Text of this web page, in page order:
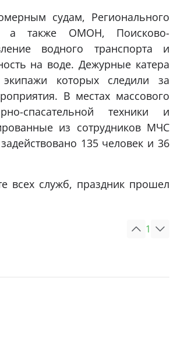
судам, Регионального
а также ОМОН, Поисково-
водного транспорта и
на воде. Дежурные катера
которых следили за
В местах массового
спасательной техники и
из сотрудников МЧС
135 человек и 36
всех служб, праздник прошел
1